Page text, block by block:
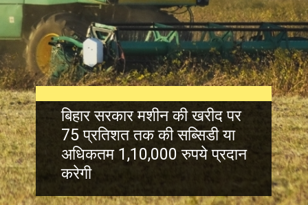
बिहार सरकार मशीन की खरीद पर
75 प्रतिशत तक की सब्सिडी या
अधिकतम 1,10,000 रुपये प्रदान
करेगी